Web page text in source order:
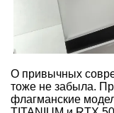
О привычных
тоже не забыла.
флагманские